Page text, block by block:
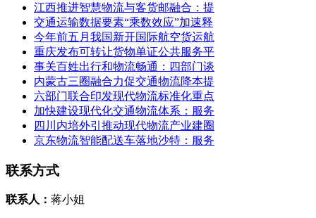
江西推进智慧物流与客货邮融合：提
交通运输数据要素“乘数效应”加速释
今年前五月我国新开国际航空货运航
重庆发布可转让货物单证公共服务平
事关百姓出行和物流畅通：四部门谈
内蒙古三圈融合力促交通物流降本提
六部门联合印发现代物流标准化重点
加快建设现代化交通物流体系：服务
四川内培外引推动现代物流产业建圈
京东物流智能配送车落地沙特：服务
联系方式
联系人： 蒋小姐